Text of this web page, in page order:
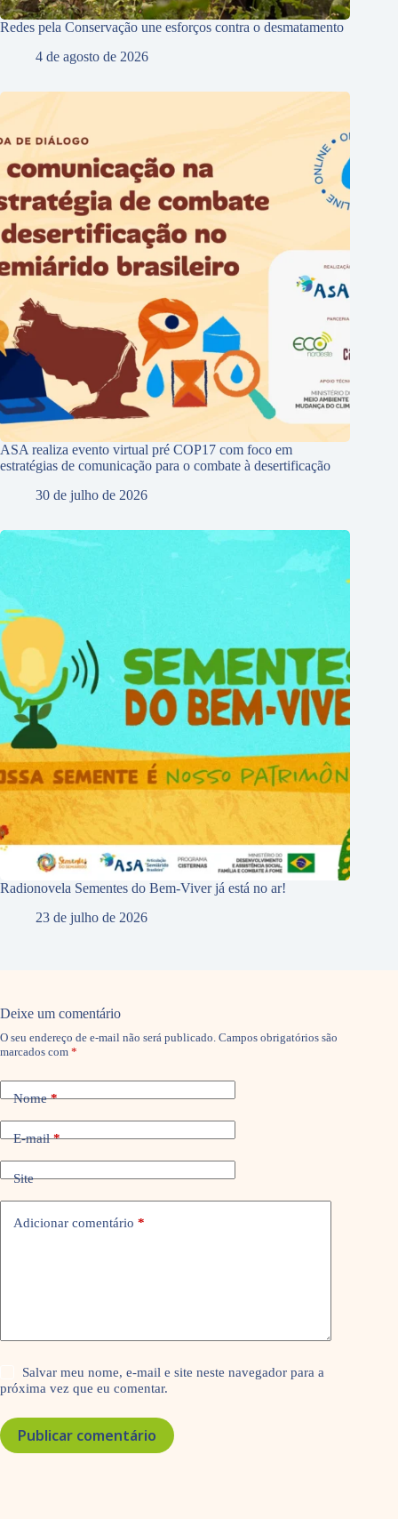
Redes pela Conservação une esforços contra o desmatamento
4 de agosto de 2026
ASA realiza evento virtual pré COP17 com foco em
estratégias de comunicação para o combate à desertificação
30 de julho de 2026
Radionovela Sementes do Bem-Viver já está no ar!
23 de julho de 2026
Deixe um comentário
O seu endereço de e-mail não será publicado. Campos obrigatórios são
marcados com *
Nome*
E-mail*
Site
Adicionar comentário *
Salvar meu nome, e-mail e site neste navegador para a
próxima vez que eu comentar.
Publicar comentário